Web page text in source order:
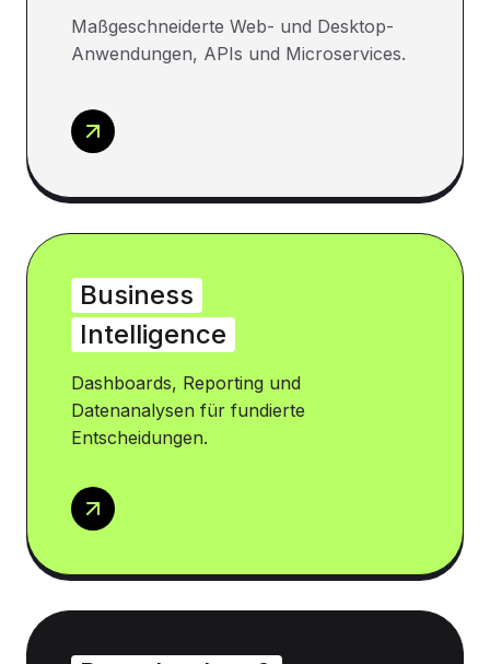
Maßgeschneiderte Web- und Desktop-
Anwendungen, APIs und Microservices.
Business
Intelligence
Dashboards, Reporting und
Datenanalysen für fundierte
Entscheidungen.